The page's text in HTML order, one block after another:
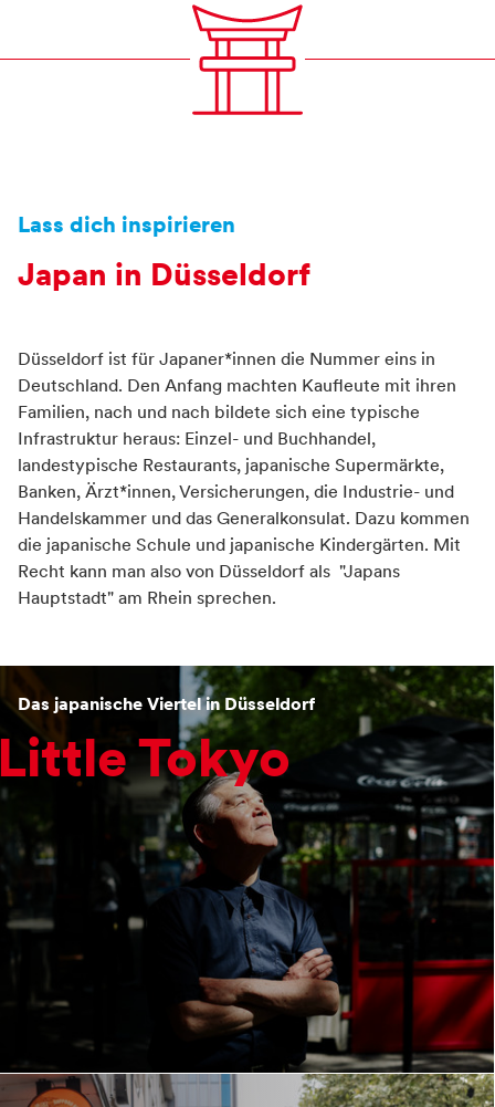
Container
Lass dich inspirieren
Japan in Düsseldorf
Düsseldorf ist für Japaner*innen die Nummer eins in
Deutschland. Den Anfang machten Kaufleute mit ihren
Familien, nach und nach bildete sich eine typische
Infrastruktur heraus: Einzel- und Buchhandel,
landestypische Restaurants, japanische Supermärkte,
Banken, Ärzt*innen, Versicherungen, die Industrie- und
Handelskammer und das Generalkonsulat. Dazu kommen
die japanische Schule und japanische Kindergärten. Mit
Recht kann man also von Düsseldorf als "Japans
Hauptstadt" am Rhein sprechen.
Das japanische Viertel in Düsseldorf
Tokyo